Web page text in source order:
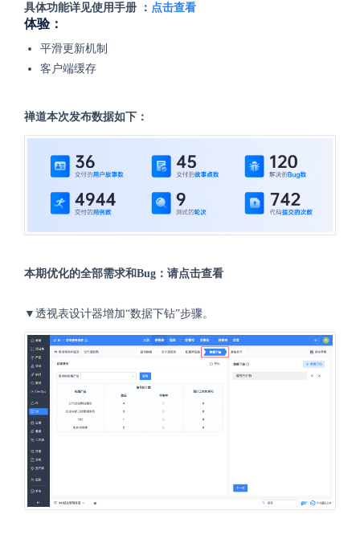
具体功能详见使用手册 ： 点击查看
体验：
平滑更新机制
客户端缓存
禅道本次发布数据如下：
本期优化的全部需求和Bug： 请点击查看
▼透视表设计器增加“数据下钻”步骤。